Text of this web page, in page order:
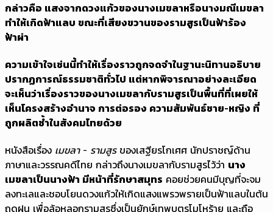
กล่าวคือ แสงจากดวงแก้วของนางเมขลาหรือนางมณีเมขลา
ทำให้เกิดฟ้าแลบ ขณะที่เสียงขวานของรามสูรเป็นฟ้าร้อง
ฟ้าผ่า
ความเข้าใจเช่นนี้ทำให้เรื่องราวถูกจดจำในฐานะนิทานอธิบาย
ปรากฏการณ์ธรรมชาติทั่วไป แต่หากพิจารณาอย่างละเอียด
จะเห็นว่าเรื่องราวของนางเมขลากับรามสูรเป็นพื้นที่ที่เผยให้
เห็นโครงสร้างอำนาจ การต่อรอง ความสัมพันธ์ชาย-หญิง ที่
ถูกผลิตซ้ำในสังคมไทยด้วย
หนังสือเรื่อง เมขลา - รามสูรของเสฐียรโกเศศ นักปราชญ์ด้าน
ภาษาและวรรณคดีไทย กล่าวถึงนางเมขลากับรามสูรไว้ว่า นาง
เมขลาเป็นนางฟ้า มีหน้าที่รักษาสมุทร คอยช่วยคนมีบุญที่จะจม
ลงทะเลและชอบโยนดวงแก้วให้เกิดแสงแพรวพรายเป็นฟ้าแลบในต้น
ฤดูฝน เพื่อล้อหลอกรามสูรซึ่งเป็นยักษ์เทพบุตรโมโหร้าย และถือ